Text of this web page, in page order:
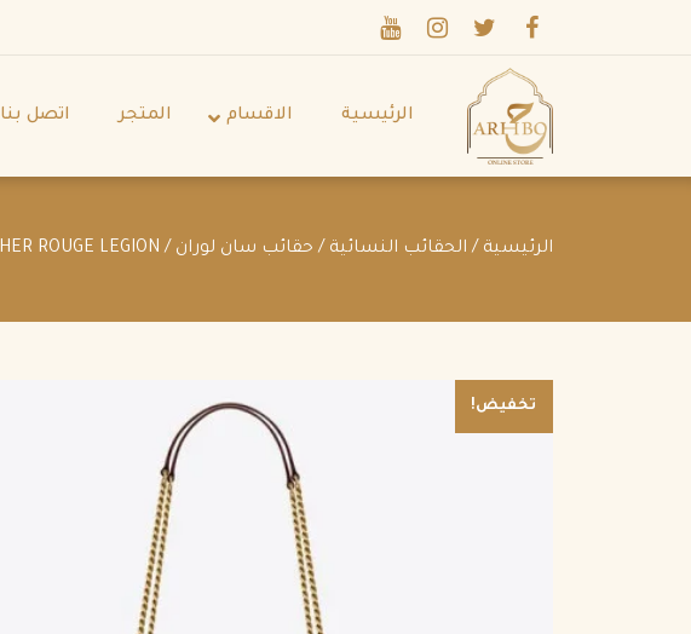
الرئيسية الاقسام المتجر اتصل بنا
الرئيسية / الحقائب النسائية / حقائب سان لوران / SAINT LAURENT LOULOU SMALL IN MATELASSÉ “Y” LEATHER ROUGE LEGION
تخفيض!